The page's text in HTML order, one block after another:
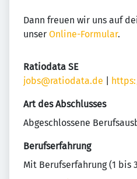
Dann freuen wir uns auf
unser Online-Formular.
Ratiodata SE
jobs@ratiodata.de
Art des Abschlusses
Abgeschlossene
Berufserfahrung
Mit Berufserfahrung (1 bis